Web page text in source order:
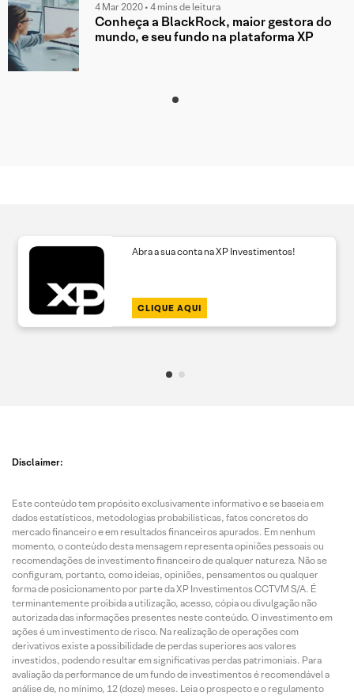
4 Mar 2020 • 4 mins de leitura
Conheça a BlackRock, maior gestora do
mundo, e seu fundo na plataforma XP
Abra a sua conta na XP Investimentos!
CLIQUE AQUI
Disclaimer:
Este conteúdo tem propósito exclusivamente informativo e se baseia em
dados estatísticos, metodologias probabilísticas, fatos concretos do
mercado financeiro e em resultados financeiros apurados. Em nenhum
momento, o conteúdo desta mensagem representa opiniões pessoais ou
recomendações de investimento financeiro de qualquer natureza. Não se
configuram, portanto, como ideias, opiniões, pensamentos ou qualquer
forma de posicionamento por parte da XP Investimentos CCTVM S/A. É
terminantemente proibida a utilização, acesso, cópia ou divulgação não
autorizada das informações presentes neste conteúdo. O investimento em
ações é um investimento de risco. Na realização de operações com
derivativos existe a possibilidade de perdas superiores aos valores
investidos, podendo resultar em significativas perdas patrimoniais. Para
avaliação da performance de um fundo de investimentos é recomendável a
análise de, no mínimo, 12 (doze) meses. Leia o prospecto e o regulamento